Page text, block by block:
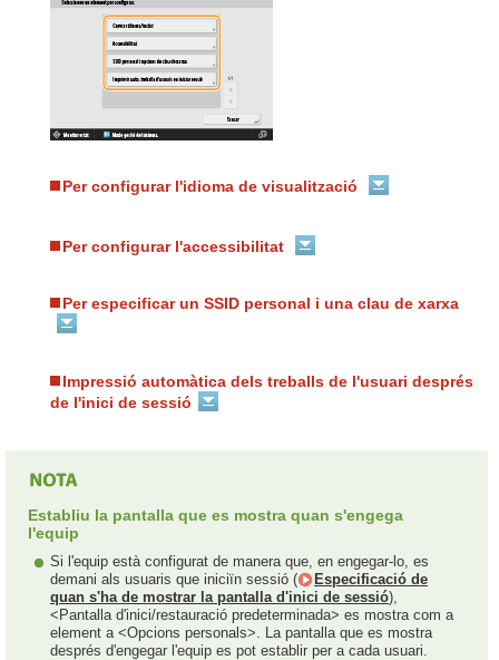
Per configurar l'idioma de visualització
Per configurar l'accessibilitat
Per especificar un SSID personal i una clau de xarxa
Impressió automàtica dels treballs de l'usuari després
de l'inici de sessió
Establiu la pantalla que es mostra quan s'engega
l'equip
Si l'equip està configurat de manera que, en engegar-lo, es
demani als usuaris que iniciïn sessió (
Especificació de
quan s'ha de mostrar la pantalla d'inici de sessió),
<Pantalla d'inici/restauració predeterminada> es mostra com a
element a <Opcions personals>. La pantalla que es mostra
després d'engegar l'equip es pot establir per a cada usuari.